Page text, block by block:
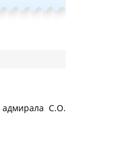
адмирала С.О.